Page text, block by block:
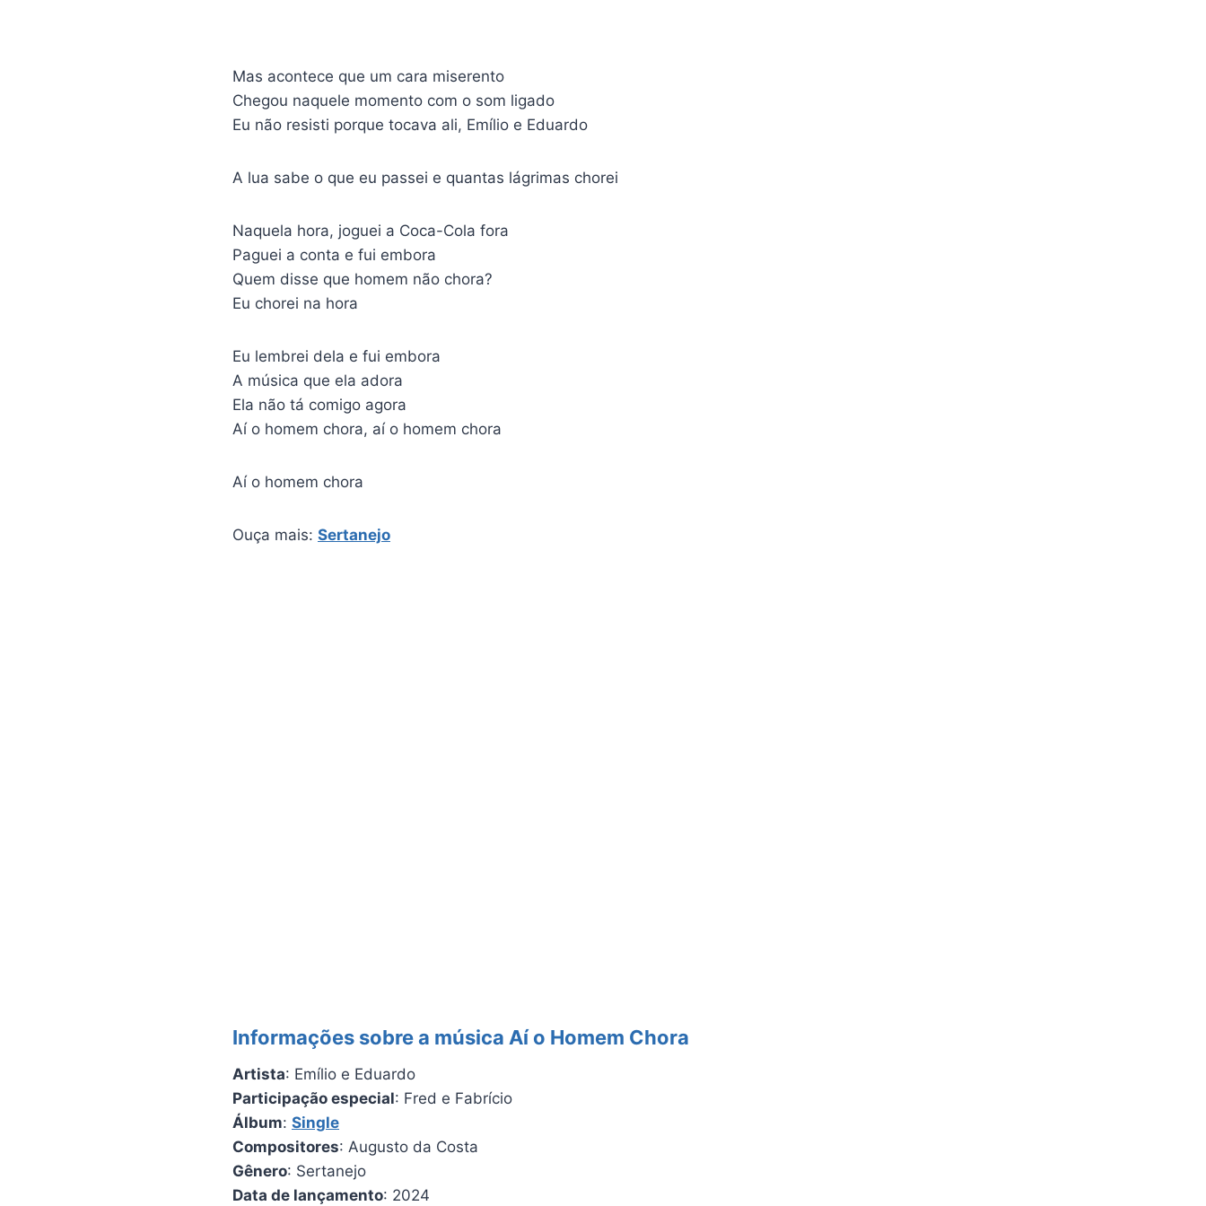
Mas acontece que um cara miserento
Chegou naquele momento com o som ligado
Eu não resisti porque tocava ali, Emílio e Eduardo
A lua sabe o que eu passei e quantas lágrimas chorei
Naquela hora, joguei a Coca-Cola fora
Paguei a conta e fui embora
Quem disse que homem não chora?
Eu chorei na hora
Eu lembrei dela e fui embora
A música que ela adora
Ela não tá comigo agora
Aí o homem chora, aí o homem chora
Aí o homem chora
Ouça mais: Sertanejo
Informações sobre a música Aí o Homem Chora
Artista: Emílio e Eduardo
Participação especial: Fred e Fabrício
Álbum: Single
Compositores: Augusto da Costa
Gênero: Sertanejo
Data de lançamento: 2024